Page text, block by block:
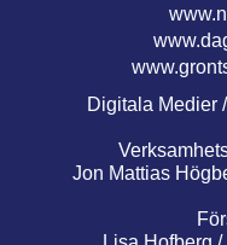
Digitala Medier
Jon Mattias